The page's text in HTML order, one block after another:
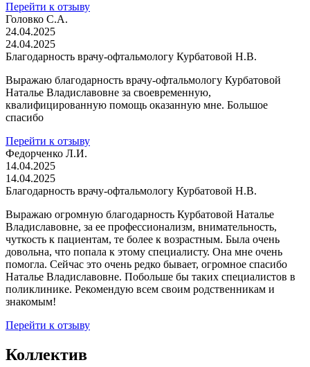
Перейти к отзыву
Головко С.А.
24.04.2025
24.04.2025
Благодарность врачу-офтальмологу Курбатовой Н.В.
Выражаю благодарность врачу-офтальмологу Курбатовой
Наталье Владиславовне за своевременную,
квалифицированную помощь оказанную мне. Большое
спасибо
Перейти к отзыву
Федорченко Л.И.
14.04.2025
14.04.2025
Благодарность врачу-офтальмологу Курбатовой Н.В.
Выражаю огромную благодарность Курбатовой Наталье
Владиславовне, за ее профессионализм, внимательность,
чуткость к пациентам, те более к возрастным. Была очень
довольна, что попала к этому специалисту. Она мне очень
помогла. Сейчас это очень редко бывает, огромное спасибо
Наталье Владиславовне. Побольше бы таких специалистов в
поликлинике. Рекомендую всем своим родственникам и
знакомым!
Перейти к отзыву
Коллектив